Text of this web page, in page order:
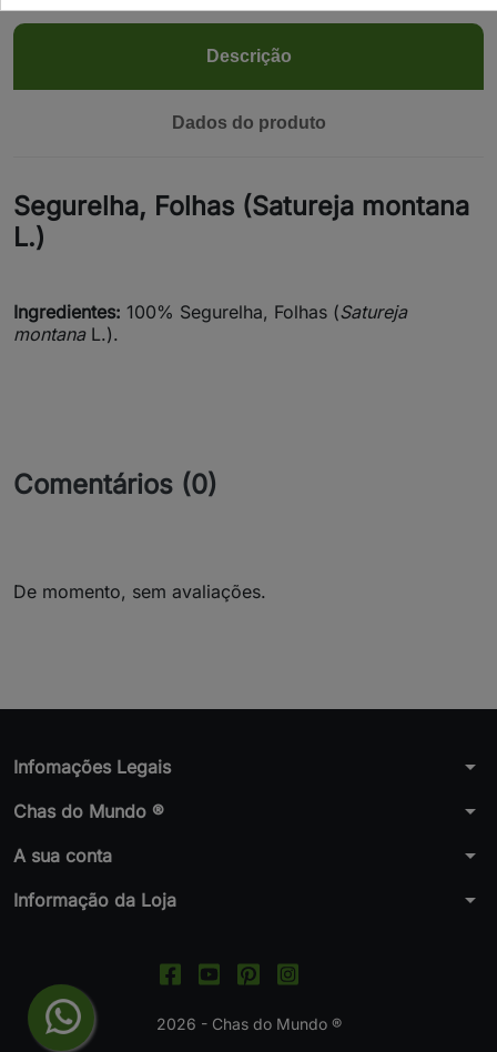
Descrição
Dados do produto
Segurelha, Folhas (Satureja montana
L.)
Ingredientes: 100% Segurelha, Folhas (Satureja
montanaL.).
Comentários (0)
De momento, sem avaliações.
Infomações Legais arrow_drop_down
Chas do Mundo ® arrow_drop_down
A sua conta arrow_drop_down
Informação da Loja arrow_drop_down
2026 - Chas do Mundo ®